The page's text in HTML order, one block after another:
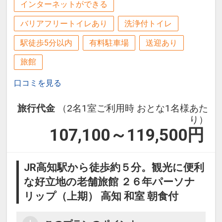
インターネットができる
バリアフリートイレあり 洗浄付トイレ
駅徒歩5分以内 有料駐車場 送迎あり
旅館
口コミを見る
旅行代金
（2名1室ご利用時 おとな1名様あた
り）
107,100～119,500 円
JR高知駅から徒歩約５分。観光に便利
な好立地の老舗旅館 ２６年パーソナ
リップ（上期） 高知 和室 朝食付